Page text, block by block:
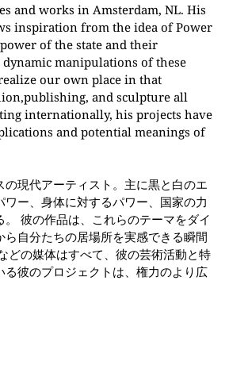
and works in Amsterdam, NL. His
inspiration from the idea of Power
of the state and their
manipulations of these
our own place in that
and sculpture all
internationally, his projects have
and potential meanings of
現代アーティスト。主に黒と白のエ
ー、身体に対するパワー、国家の力
彼の作品は、これらのテーマをダイ
自分たちの居場所を実感できる瞬間
どの媒体はすべて、彼の芸術活動と特
彼のプロジェクトは、権力のより広